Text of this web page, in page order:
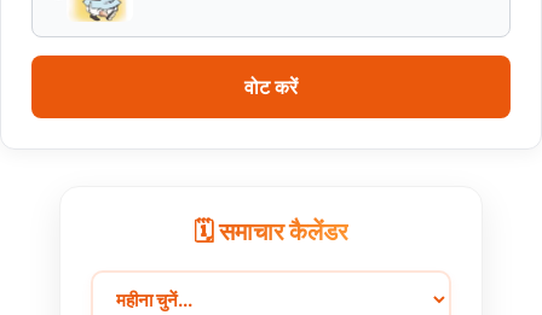
वोट करें
🗓️ समाचार कैलेंडर